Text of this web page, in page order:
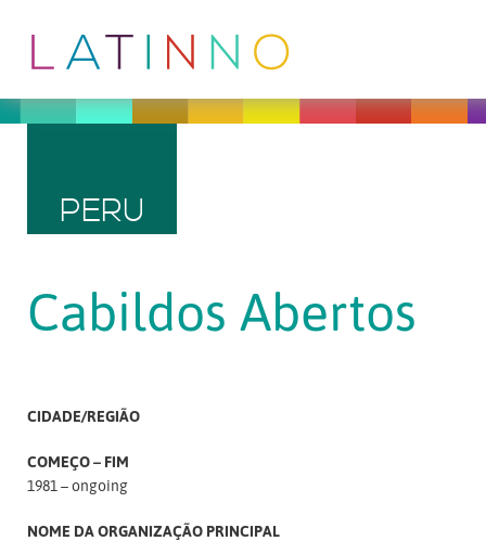
PERU
Cabildos Abertos
CIDADE/REGIÃO
COMEÇO – FIM
1981 – ongoing
NOME DA ORGANIZAÇÃO PRINCIPAL